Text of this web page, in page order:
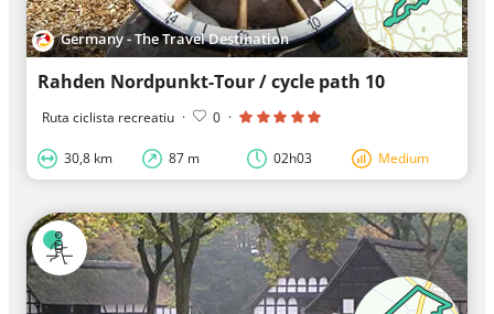
Germany - The Travel Destination
Rahden Nordpunkt-Tour / cycle path 10
Ruta ciclista recreatiu · 0 ·
30,8 km 87 m 02h03 Medium